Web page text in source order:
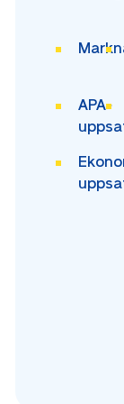
APA-